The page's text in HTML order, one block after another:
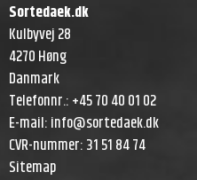
Sortedaek.dk
Kulbyvej 28
4270 Høng
Danmark
Telefonnr.:+45 70 40 01 02
E-mail:info@sortedaek.dk
CVR-nummer:31 51 84 74
Sitemap